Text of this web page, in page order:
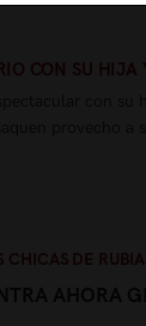
CON SU HIJA
CHICAS DE